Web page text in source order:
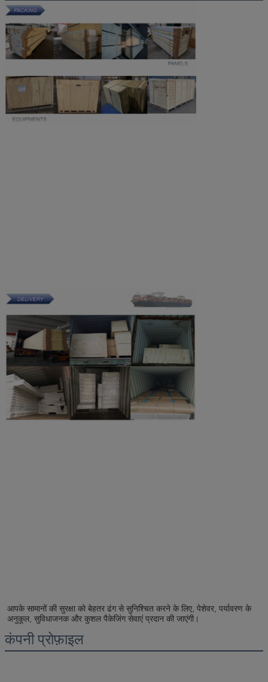
आपके सामानों की सुरक्षा को बेहतर ढंग से सुनिश्चित करने के लिए, पेशेवर, पर्यावरण के
अनुकूल, सुविधाजनक और कुशल पैकेजिंग सेवाएं प्रदान की जाएंगी।
कंपनी प्रोफ़ाइल